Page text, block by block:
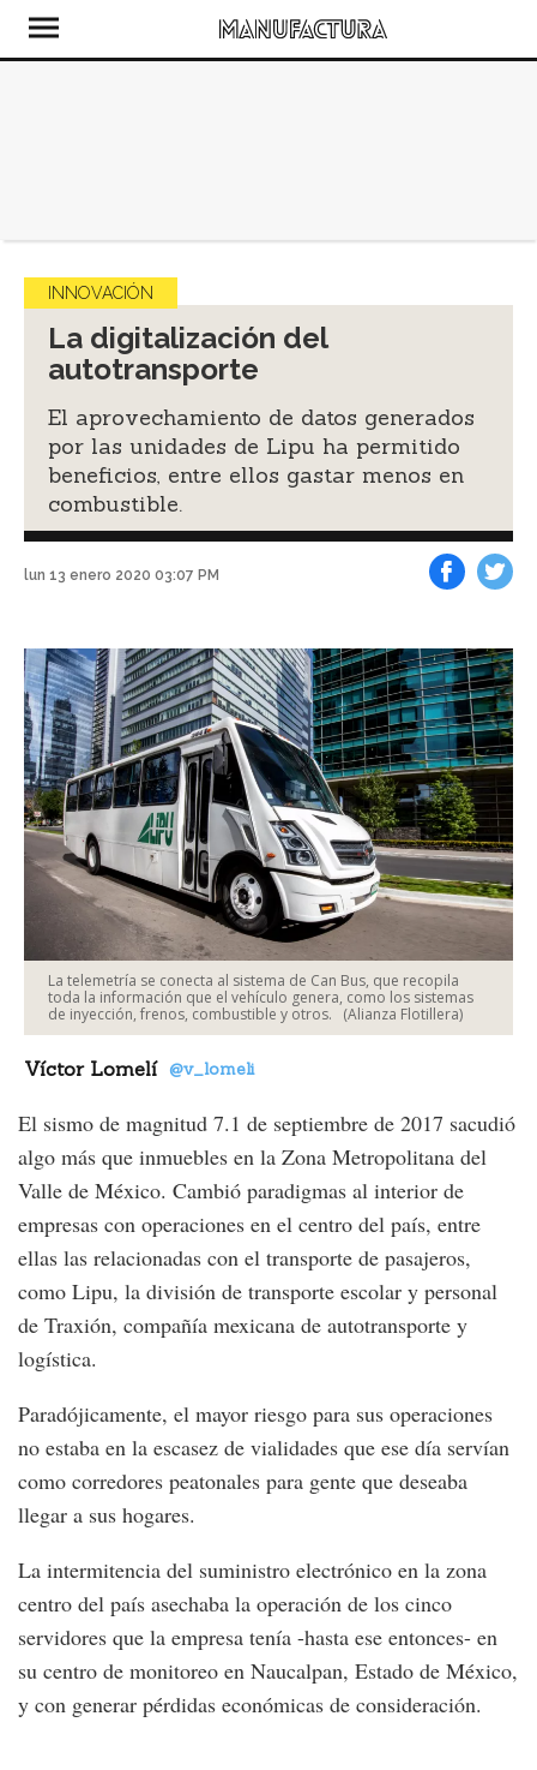
INNOVACIÓN
La digitalización del
autotransporte
El aprovechamiento de datos generados
por las unidades de Lipu ha permitido
beneficios, entre ellos gastar menos en
combustible.
lun 13 enero 2020 03:07 PM
La telemetría se conecta al sistema de Can Bus, que recopila
toda la información que el vehículo genera, como los sistemas
de inyección, frenos, combustible y otros.
(Alianza Flotillera)
Víctor Lomelí @v_lomeli
El sismo de magnitud 7.1 de septiembre de 2017 sacudió
algo más que inmuebles en la Zona Metropolitana del
Valle de México. Cambió paradigmas al interior de
empresas con operaciones en el centro del país, entre
ellas las relacionadas con el transporte de pasajeros,
como Lipu, la división de transporte escolar y personal
de Traxión, compañía mexicana de autotransporte y
logística.
Paradójicamente, el mayor riesgo para sus operaciones
no estaba en la escasez de vialidades que ese día servían
como corredores peatonales para gente que deseaba
llegar a sus hogares.
La intermitencia del suministro electrónico en la zona
centro del país asechaba la operación de los cinco
servidores que la empresa tenía -hasta ese entonces- en
su centro de monitoreo en Naucalpan, Estado de México,
y con generar pérdidas económicas de consideración.